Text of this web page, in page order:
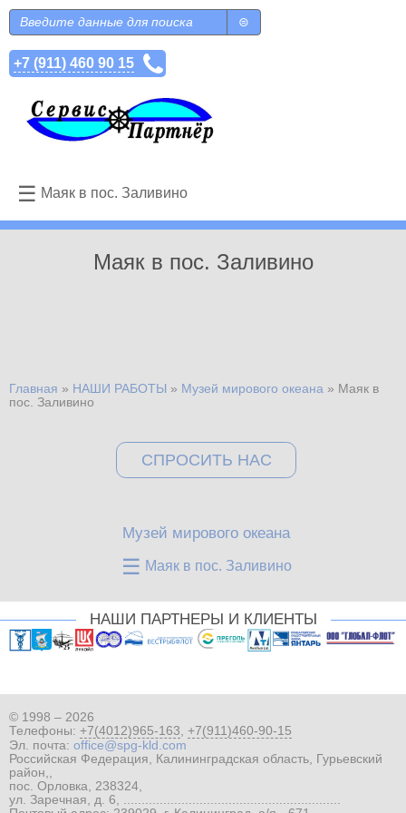
Перейти к основному содержанию
Форма поиска
Поиск
+7 (911) 460 90 15
☰ Маяк в пос. Заливино
Маяк в пос. Заливино
Вы здесь
Главная » НАШИ РАБОТЫ » Музей мирового океана » Маяк в
пос. Заливино
СПРОСИТЬ НАС
Музей мирового океана
☰ Маяк в пос. Заливино
НАШИ ПАРТНЕРЫ И КЛИЕНТЫ
© 1998 – 2026
Телефоны: +7(4012)965-163, +7(911)460-90-15
Эл. почта: office@spg-kld.com
Российская Федерация, Калининградская область, Гурьевский
район,,
пос. Орловка, 238324,
ул. Заречная, д. 6, ............................................................